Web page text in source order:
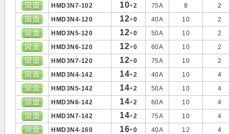
HMD3N7-102
10+2 75A 8
2
HMD3N4-120
12+0 40A 10
2
HMD3N5-120
12+0 50A 10
2
HMD3N6-120
12+0 60A 10
2
HMD3N7-120
12+0 75A 10
2
HMD3N4-142
14+2 40A 10
4
HMD3N5-142
14+2 50A 10
4
HMD3N6-142
14+2 60A 10
4
HMD3N7-142
14+2 75A 10
4
HMD3N4-160
16+0 40A 12
4